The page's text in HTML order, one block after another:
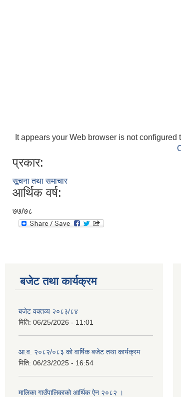
It appears your Web browser is not configured
प्रकार:
सूचना तथा समाचार
आर्थिक वर्ष:
७७/७८
बजेट तथा कार्यक्रम
बजेट वक्तव्य २०८३/८४
मिति: 06/25/2026 - 11:01
आ.व. २०८२/०८३ को वार्षिक बजेट तथा कार्यक्रम
मिति: 06/23/2025 - 16:54
मालिका गाउँपालिकाको आर्थिक ऐन २०८२ ।